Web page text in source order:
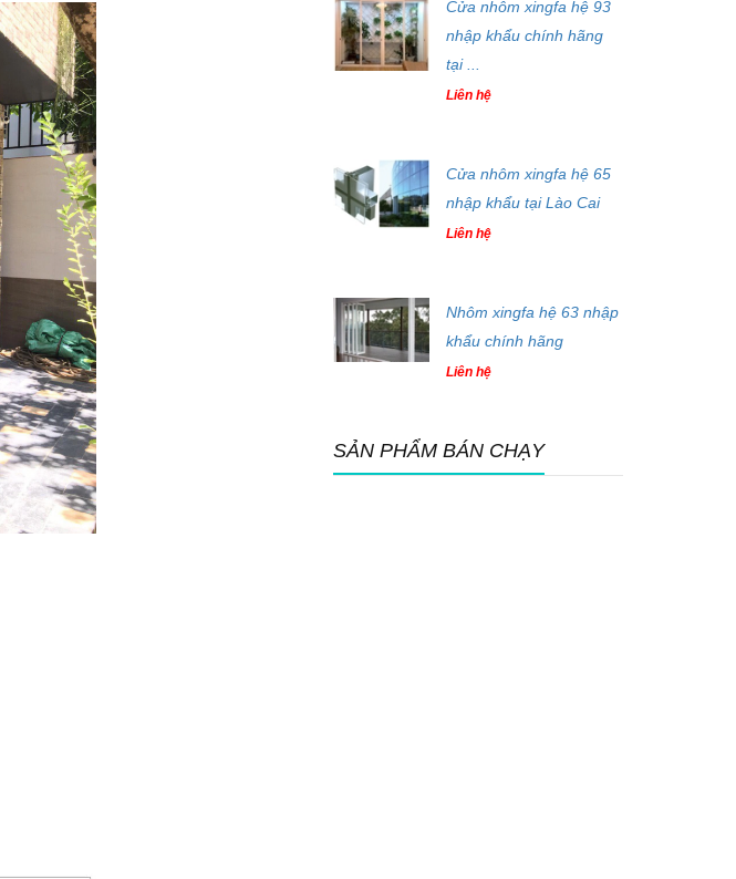
Cửa nhôm xingfa hệ 93
nhập khẩu chính hãng
tại ...
Liên hệ
Cửa nhôm xingfa hệ 65
nhập khẩu tại Lào Cai
Liên hệ
Nhôm xingfa hệ 63 nhập
khẩu chính hãng
Liên hệ
SẢN PHẨM BÁN CHẠY